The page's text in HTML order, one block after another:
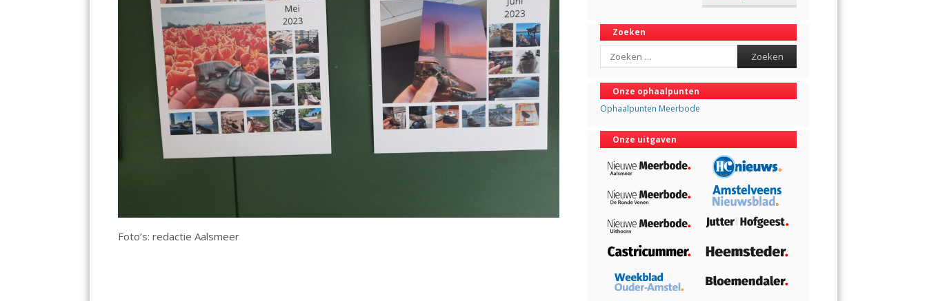
Foto’s: redactie Aalsmeer
Zoeken
Search
Onze ophaalpunten
Ophaalpunten Meerbode
Onze uitgaven